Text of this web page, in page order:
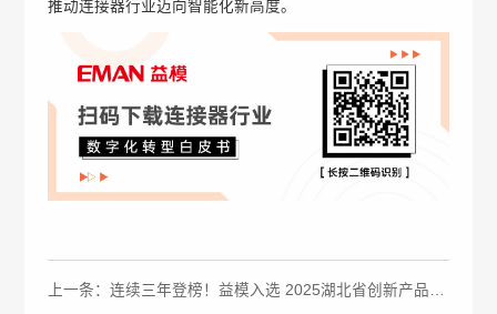
推动连接器行业迈向智能化新高度。
上一条：连续三年登榜！益模入选 2025湖北省创新产品推荐目录